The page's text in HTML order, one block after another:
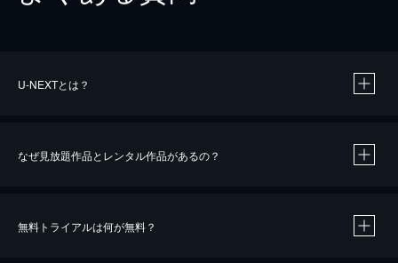
U-NEXTとは？
なぜ見放題作品とレンタル作品があるの？
無料トライアルは何が無料？